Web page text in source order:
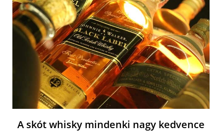
A skót whisky mindenki nagy kedvence